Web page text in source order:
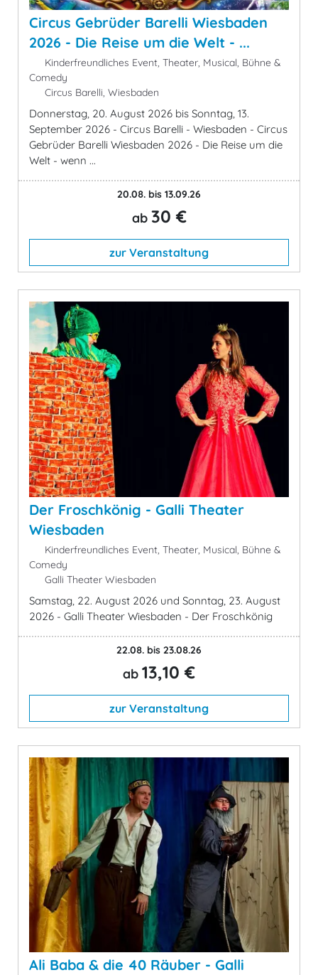
Circus Gebrüder Barelli Wiesbaden
2026 - Die Reise um die Welt - ...
Kinderfreundliches Event, Theater, Musical, Bühne &
Comedy
Circus Barelli, Wiesbaden
Donnerstag, 20. August 2026 bis Sonntag, 13.
September 2026 - Circus Barelli - Wiesbaden - Circus
Gebrüder Barelli Wiesbaden 2026 - Die Reise um die
Welt - wenn ...
20.08. bis 13.09.26
ab 30 €
zur Veranstaltung
Der Froschkönig - Galli Theater
Wiesbaden
Kinderfreundliches Event, Theater, Musical, Bühne &
Comedy
Galli Theater Wiesbaden
Samstag, 22. August 2026 und Sonntag, 23. August
2026 - Galli Theater Wiesbaden - Der Froschkönig
22.08. bis 23.08.26
ab 13,10 €
zur Veranstaltung
Ali Baba & die 40 Räuber - Galli